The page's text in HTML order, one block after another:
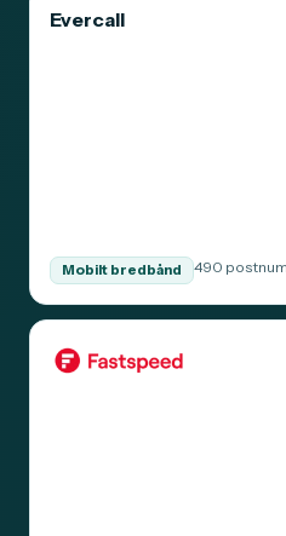
Evercall
Mobilt bredbånd 490